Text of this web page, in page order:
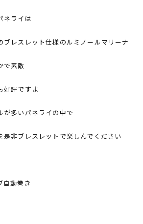
ネライは
ブレスレット仕様のルミノールマリーナ
で素敵
好評ですよ
が多いパネライの中で
是非ブレスレットで楽しんでください
自動巻き